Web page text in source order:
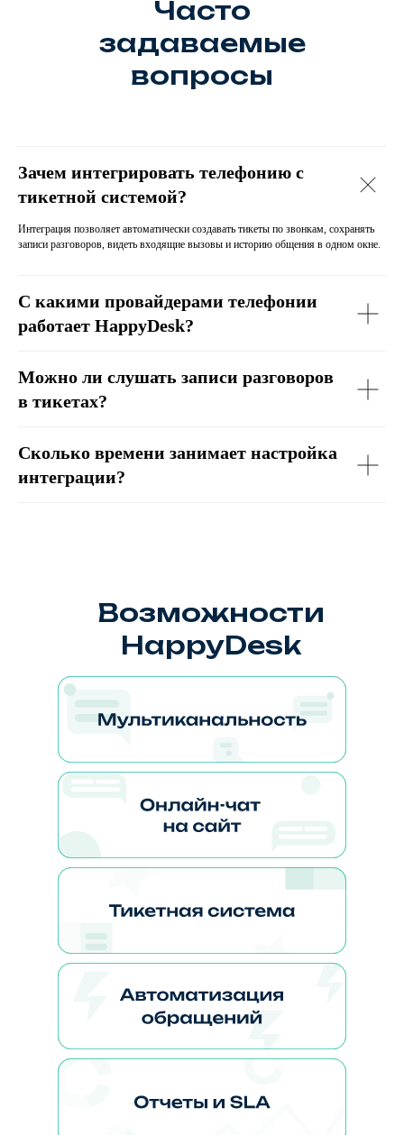
Часто
задаваемые
вопросы
Зачем интегрировать телефонию с
тикетной системой?
Интеграция позволяет автоматически создавать тикеты по звонкам, сохранять
записи разговоров, видеть входящие вызовы и историю общения в одном окне.
С какими провайдерами телефонии
работает HappyDesk?
Можно ли слушать записи разговоров
в тикетах?
Сколько времени занимает настройка
интеграции?
Возможности
HappyDesk